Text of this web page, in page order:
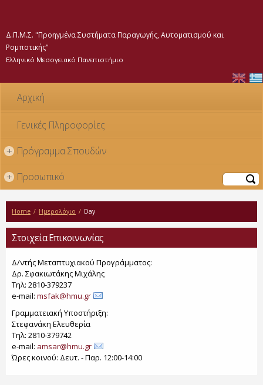
περιεχόμενο
Δ.Π.Μ.Σ. "Προηγμένα Συστήματα Παραγωγής, Αυτοματισμού και
Ρομποτικής"
Ελληνικό Μεσογειακό Πανεπιστήμιο
Αρχική
Γενικές Πληροφορίες
+ Πρόγραμμα Σπουδών
+ Προσωπικό Αναζήτηση
Home / Ημερολόγιο / Day
Στοιχεία Επικοινωνίας
Δ/ντής Μεταπτυχιακού Προγράμματος:
Δρ. Σφακιωτάκης Μιχάλης
Τηλ: 2810-379237
e-mail: msfak@hmu.gr
Γραμματειακή Υποστήριξη:
Στεφανάκη Ελευθερία
Τηλ: 2810-379742
e-mail: amsar@hmu.gr
Ώρες κοινού: Δευτ. - Παρ. 12:00-14:00